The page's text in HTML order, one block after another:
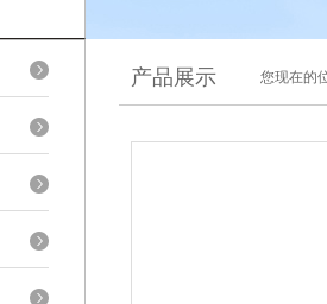
产品展示 您现在的